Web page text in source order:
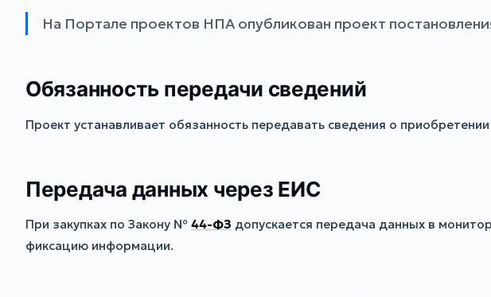
На Портале проектов НПА опубликован проект
Обязанность передачи сведений
Проект устанавливает обязанность передавать сведения о
Передача данных через ЕИС
При закупках по Закону № 44-ФЗ допускается передача данных в
фиксацию информации.